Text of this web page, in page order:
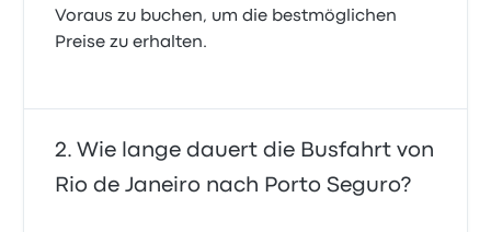
Voraus zu buchen, um die bestmöglichen
Preise zu erhalten.
Wie lange dauert die Busfahrt von
Rio de Janeiro nach Porto Seguro?